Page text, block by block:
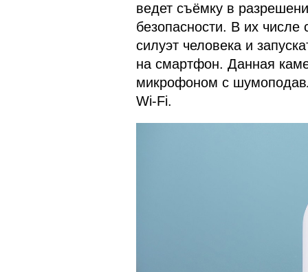
ведет съёмку в
безопасности. В их числе
силуэт человека и
на смартфон. Данная
микрофоном с
Wi-Fi.